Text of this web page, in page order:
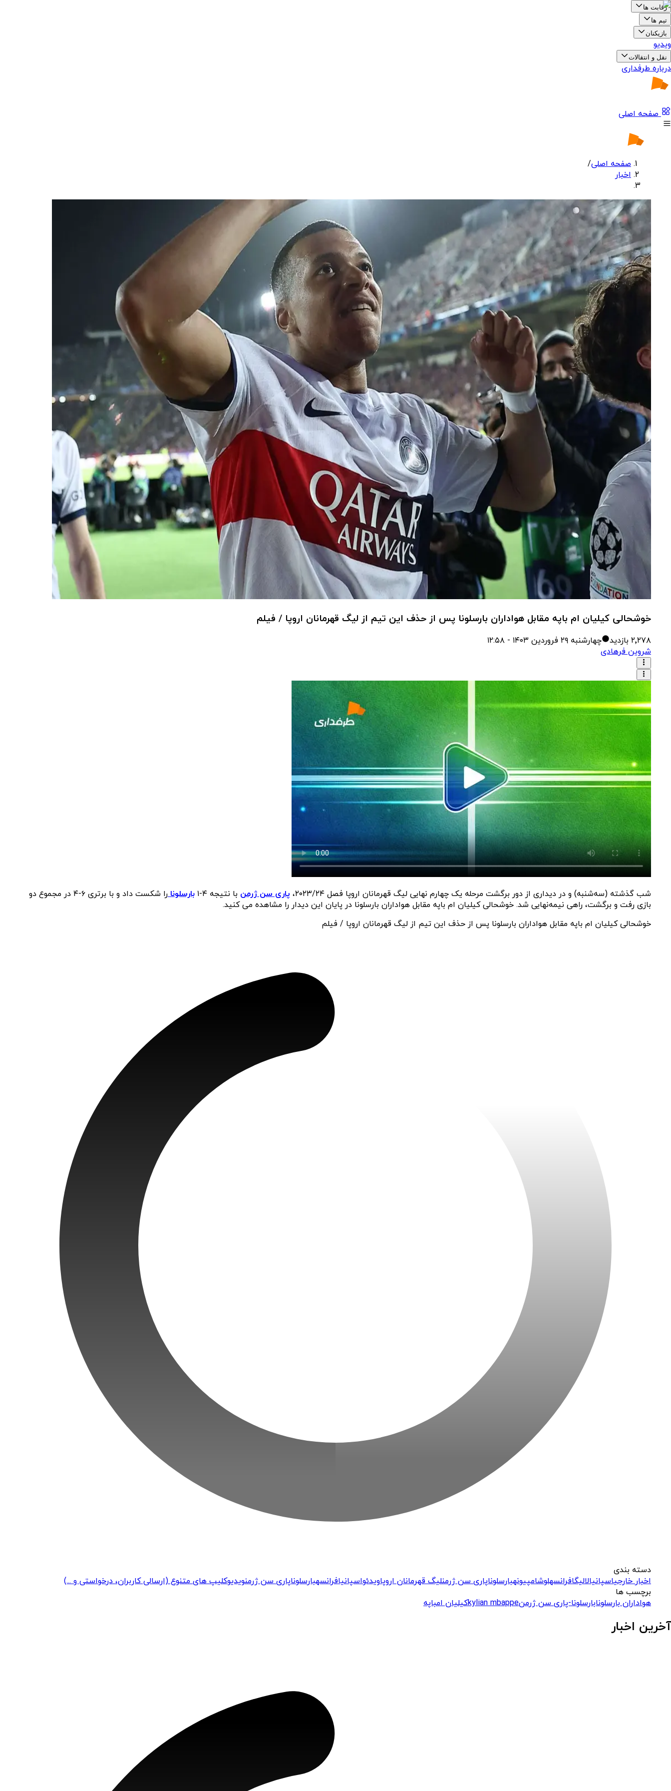
رقابت ها
تیم ها
بازیکنان
ویدیو
نقل و انتقالات
درباره طرفداری
صفحه اصلی
صفحه اصلی/
اخبار
خوشحالی کیلیان ام باپه مقابل هواداران بارسلونا پس از حذف این تیم از لیگ قهرمانان اروپا / فیلم
۲٬۲۷۸ بازدید
چهارشنبه ۲۹ فروردین ۱۴۰۳ - ۱۲:۵۸
شروین فرهادی
شب گذشته (سه‌شنبه) و در دیداری از دور برگشت مرحله یک چهارم نهایی لیگ قهرمانان اروپا فصل ۲۰۲۳/۲۴، پاری سن ژرمن با نتیجه ۴-۱ بارسلونا
را شکست داد و با برتری ۶-۴ در مجموع دو
بازی رفت و برگشت، راهی نیمه‌نهایی شد. خوشحالی کیلیان ام باپه مقابل هواداران بارسلونا در پایان این دیدار را مشاهده می کنید.
خوشحالی کیلیان ام باپه مقابل هواداران بارسلونا پس از حذف این تیم از لیگ قهرمانان اروپا / فیلم
دسته بندی
اخبار خارجیاسپانیالالیگافرانسهلوشامپیونهبارسلوناپاری سن ژرمنلیگ قهرمانان اروپاویدئواسپانیافرانسهبارسلوناپاری سن ژرمنویدیوکلیپ های متنوع (ارسالی کاربران، درخواستی و ...)
برچسب ها
هواداران بارسلونابارسلونا-پاری سن ژرمنkylian mbappeکیلیان امباپه
آخرین اخبار